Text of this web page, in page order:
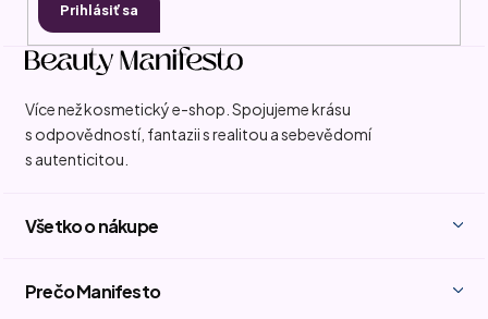
Prihlásiť sa
Více než kosmetický e-shop. Spojujeme krásu
s odpovědností, fantazii s realitou a sebevědomí
s autenticitou.
Všetko o nákupe
Prečo Manifesto